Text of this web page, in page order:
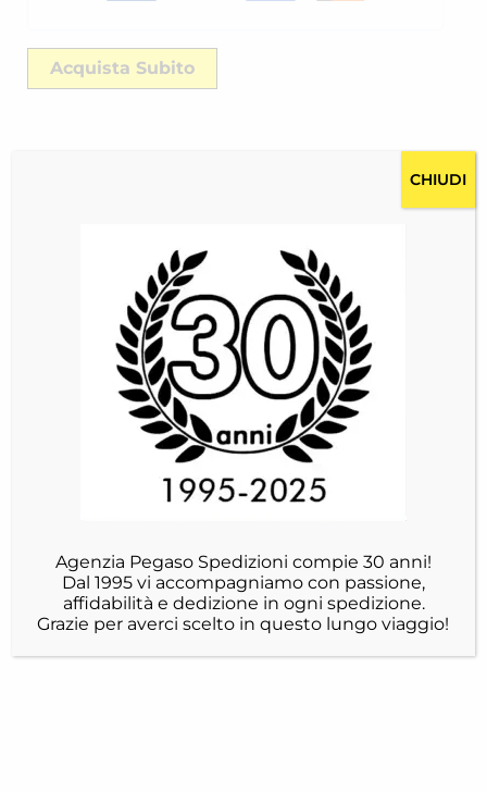
Acquista Subito
Agenzia Pegaso Spedizioni compie 30 anni!
Dal 1995 vi accompagniamo con passione,
affidabilità e dedizione in ogni spedizione.
Grazie per averci scelto in questo lungo viaggio!
CHIUDI